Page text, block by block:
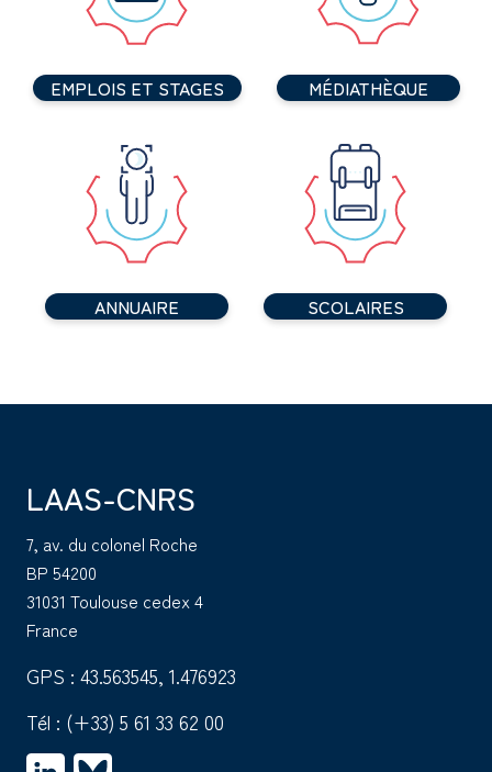
EMPLOIS ET STAGES MÉDIATHÈQUE
ANNUAIRE SCOLAIRES
LAAS-CNRS
7, av. du colonel Roche
BP 54200
31031 Toulouse cedex 4
France
GPS : 43.563545, 1.476923
Tél : (+33) 5 61 33 62 00